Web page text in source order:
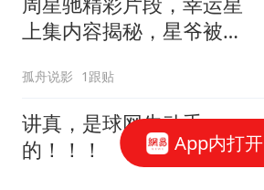
上集内容揭秘，星爷被黑
孤舟说影 1跟贴
讲真，是球网先动手
的！！！
App内打开